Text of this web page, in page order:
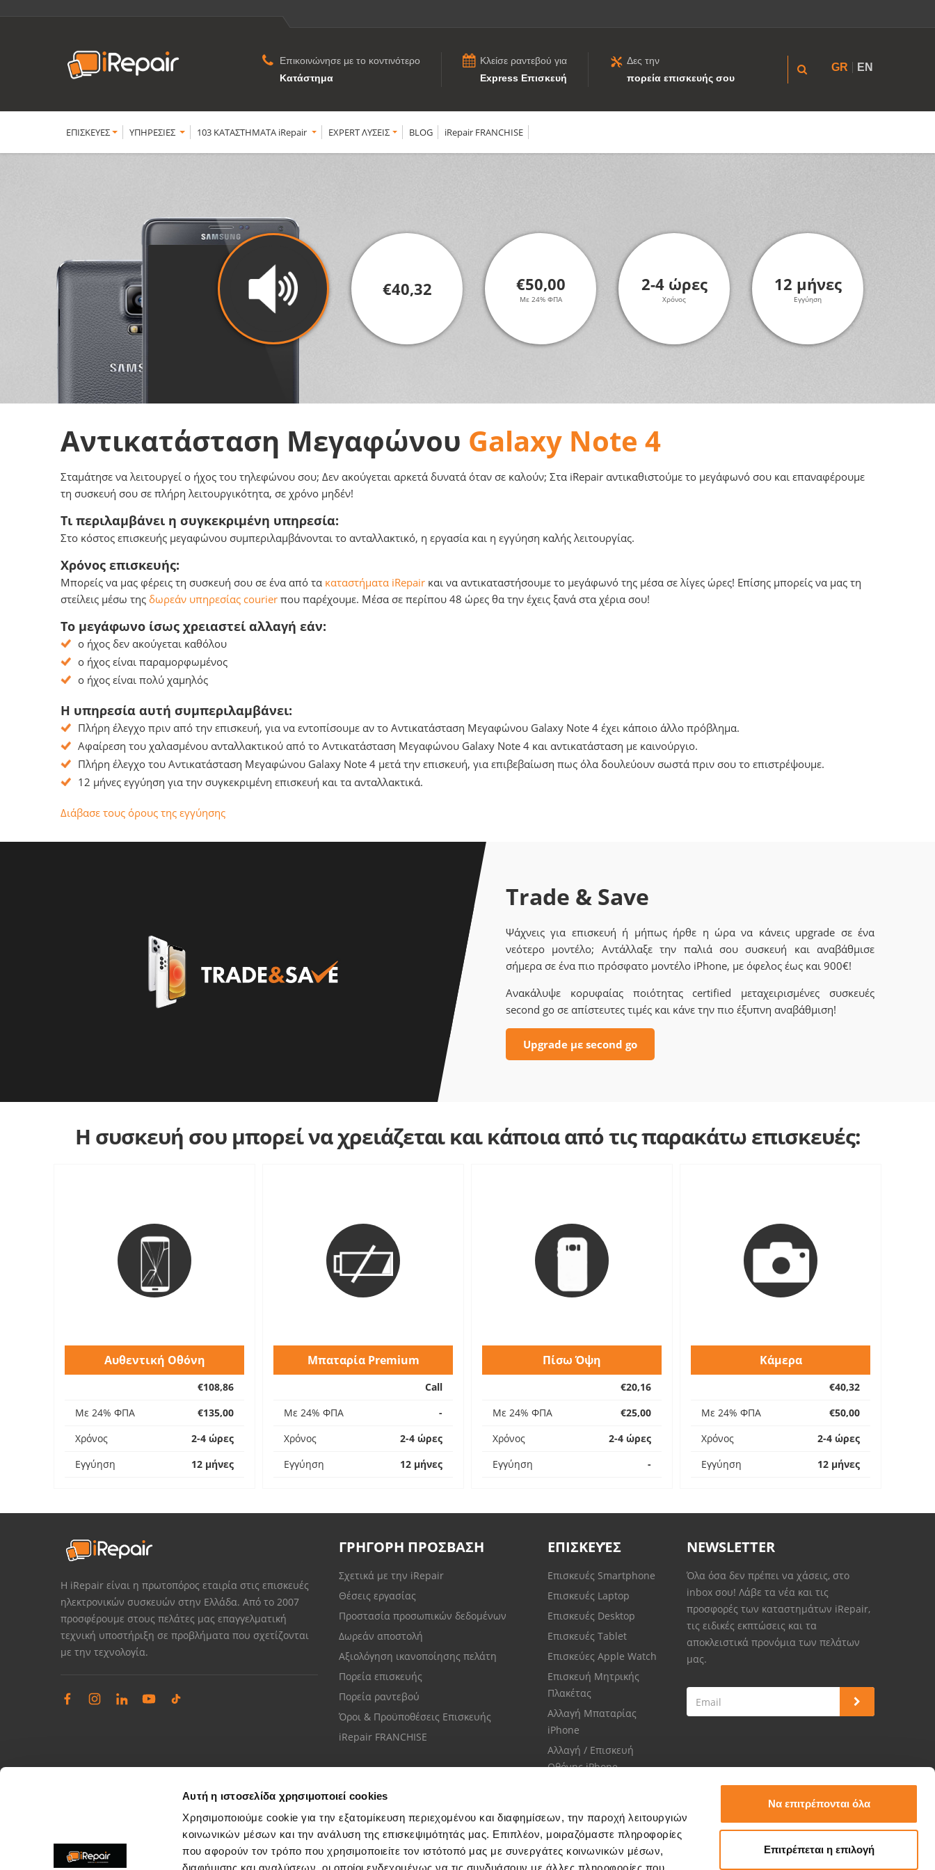
Αυτή η ιστοσελίδα χρησιμοποιεί cookies
Χρησιμοποιούμε cookie για την εξατομίκευση περιεχομένου και διαφημίσεων, την παροχή λειτουργιών
κοινωνικών μέσων και την ανάλυση της επισκεψιμότητάς μας. Επιπλέον, μοιραζόμαστε πληροφορίες
που αφορούν τον τρόπο που χρησιμοποιείτε τον ιστότοπό μας με συνεργάτες κοινωνικών μέσων,
Να επιτρέπονται όλα
Επιτρέπεται η επιλογή
Επικοινώνησε με το κοντινότερο
Κατάστημα
Κλείσε ραντεβού για
Express Επισκευή
Δες την
πορεία επισκευής σου
GR EN
ΕΠΙΣΚΕΥΕΣ YΠΗΡΕΣΙΕΣ 103 ΚΑΤΑΣΤΗΜΑΤΑ iRepair EXPERT ΛΥΣΕΙΣ BLOG iRepair FRANCHISE
€40,32 €50,00
Με 24% ΦΠΑ
2-4 ώρες
Χρόνος
12 μήνες
Εγγύηση
Αντικατάσταση Μεγαφώνου Galaxy Note 4
Σταμάτησε να λειτουργεί ο ήχος του τηλεφώνου σου; Δεν ακούγεται αρκετά δυνατά όταν σε καλούν; Στα iRepair αντικαθιστούμε το μεγάφωνό σου και επαναφέρουμε
τη συσκευή σου σε πλήρη λειτουργικότητα, σε χρόνο μηδέν!
Τι περιλαμβάνει η συγκεκριμένη υπηρεσία:
Στο κόστος επισκευής μεγαφώνου συμπεριλαμβάνονται το ανταλλακτικό, η εργασία και η εγγύηση καλής λειτουργίας.
Χρόνος επισκευής:
Μπορείς να μας φέρεις τη συσκευή σου σε ένα από τα καταστήματα iRepair και να αντικαταστήσουμε το μεγάφωνό της μέσα σε λίγες ώρες! Επίσης μπορείς να μας τη
στείλεις μέσω της δωρεάν υπηρεσίας courier που παρέχουμε. Μέσα σε περίπου 48 ώρες θα την έχεις ξανά στα χέρια σου!
Το μεγάφωνο ίσως χρειαστεί αλλαγή εάν:
ο ήχος δεν ακούγεται καθόλου
ο ήχος είναι παραμορφωμένος
ο ήχος είναι πολύ χαμηλός
Η υπηρεσία αυτή συμπεριλαμβάνει:
Πλήρη έλεγχο πριν από την επισκευή, για να εντοπίσουμε αν το Αντικατάσταση Μεγαφώνου Galaxy Note 4 έχει κάποιο άλλο πρόβλημα.
Αφαίρεση του χαλασμένου ανταλλακτικού από το Αντικατάσταση Μεγαφώνου Galaxy Note 4 και αντικατάσταση με καινούργιο.
Πλήρη έλεγχο του Αντικατάσταση Μεγαφώνου Galaxy Note 4 μετά την επισκευή, για επιβεβαίωση πως όλα δουλεύουν σωστά πριν σου το επιστρέψουμε.
12 μήνες εγγύηση για την συγκεκριμένη επισκευή και τα ανταλλακτικά.
Διάβασε τους όρους της εγγύησης
Trade & Save
Ψάχνεις για επισκευή ή μήπως ήρθε η ώρα να κάνεις upgrade σε ένα
νεότερο μοντέλο; Αντάλλαξε την παλιά σου συσκευή και αναβάθμισε
σήμερα σε ένα πιο πρόσφατο μοντέλο iPhone, με όφελος έως και 900€!
Ανακάλυψε κορυφαίας ποιότητας certified μεταχειρισμένες συσκευές
second go σε απίστευτες τιμές και κάνε την πιο έξυπνη αναβάθμιση!
Upgrade με second go
Η συσκευή σου μπορεί να χρειάζεται και κάποια από τις παρακάτω επισκευές:
Αυθεντική Οθόνη
€108,86
Με 24% ΦΠΑ
€135,00
Χρόνος
2-4 ώρες
Εγγύηση
12 μήνες
Μπαταρία Premium
Call
Με 24% ΦΠΑ
-
Χρόνος
2-4 ώρες
Εγγύηση
12 μήνες
Πίσω Όψη
€20,16
Με 24% ΦΠΑ
€25,00
Χρόνος
2-4 ώρες
Εγγύηση
-
Κάμερα
€40,32
Με 24% ΦΠΑ
€50,00
Χρόνος
2-4 ώρες
Εγγύηση
12 μήνες
Η iRepair είναι η πρωτοπόρος εταιρία στις επισκευές
ηλεκτρονικών συσκευών στην Ελλάδα. Από το 2007
προσφέρουμε στους πελάτες μας επαγγελματική
τεχνική υποστήριξη σε προβλήματα που σχετίζονται
με την τεχνολογία.
ΓΡΗΓΟΡΗ ΠΡΟΣΒΑΣΗ
Σχετικά με την iRepair
Θέσεις εργασίας
Προστασία προσωπικών δεδομένων
Δωρεάν αποστολή
Αξιολόγηση ικανοποίησης πελάτη
Πορεία επισκευής
Πορεία ραντεβού
Όροι & Προϋποθέσεις Επισκευής
iRepair FRANCHISE
ΕΠΙΣΚΕΥΈΣ
Επισκευές Smartphone
Επισκευές Laptop
Επισκευές Desktop
Επισκευές Tablet
Επισκεύες Apple Watch
Επισκευή Μητρικής
Πλακέτας
Αλλαγή Μπαταρίας
iPhone
Αλλαγή / Επισκευή
Οθόνης iPhone
NEWSLETTER
Όλα όσα δεν πρέπει να χάσεις, στο
inbox σου! Λάβε τα νέα και τις
προσφορές των καταστημάτων iRepair,
τις ειδικές εκπτώσεις και τα
αποκλειστικά προνόμια των πελάτων
μας.